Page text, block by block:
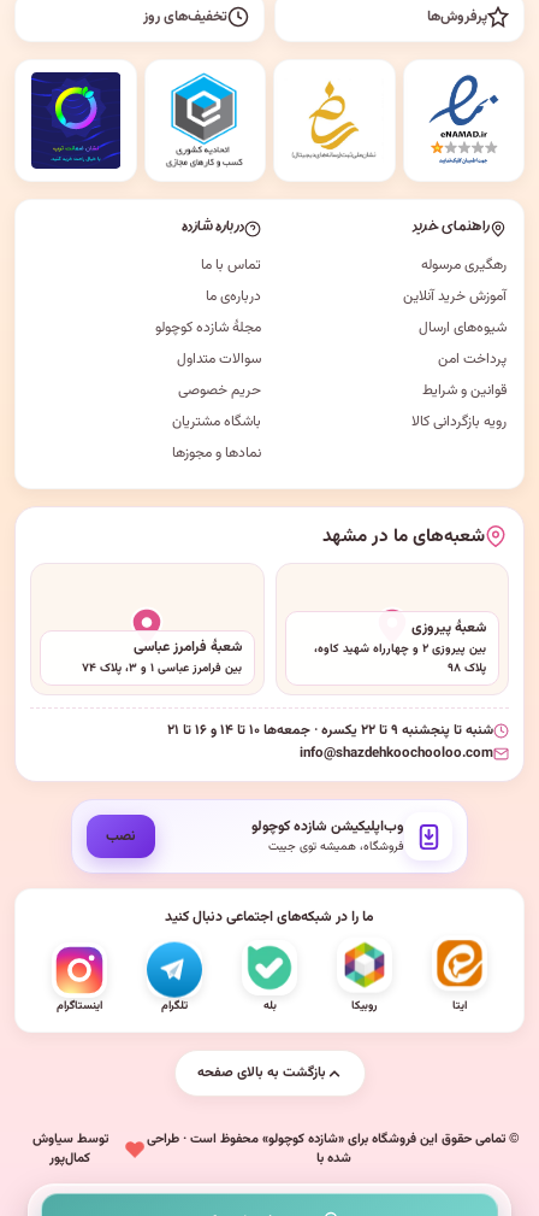
پرفروش‌ها تخفیف‌های روز
راهنمای خرید
رهگیری مرسوله
آموزش خرید آنلاین
شیوه‌های ارسال
پرداخت امن
قوانین و شرایط
رویه بازگردانی کالا
درباره شازده
تماس با ما
درباره‌ی ما
مجلهٔ شازده کوچولو
سوالات متداول
حریم خصوصی
باشگاه مشتریان
نمادها و مجوزها
شعبه‌های ما در مشهد
شعبهٔ پیروزی
بین پیروزی ۲ و چهارراه شهید کاوه،
پلاک ۹۸
شعبهٔ فرامرز عباسی
بین فرامرز عباسی ۱ و ۳، پلاک ۷۴
شنبه تا پنجشنبه ۹ تا ۲۲ یکسره · جمعه‌ها ۱۰ تا ۱۴ و ۱۶ تا ۲۱
info@shazdehkoochooloo.com
وب‌اپلیکیشن شازده کوچولو
فروشگاه، همیشه توی جیبت نصب
ما را در شبکه‌های اجتماعی دنبال کنید
ایتا روبیکا بله تلگرام اینستاگرام
بازگشت به بالای صفحه
© تمامی حقوق این فروشگاه برای «شازده کوچولو» محفوظ است · طراحی
شده با
توسط سیاوش
کمال‌پور